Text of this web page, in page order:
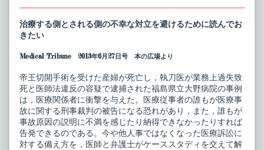
治療する側とされる側の不幸な対立を避けるために読んでお
きたい
Medical Tribune 2013年6月27日号 本の広場より
帝王切開手術を受けた産婦が死亡し，執刀医が業務上過失致
死と医師法違反の容疑で逮捕された福島県立大野病院の事例
は，医療関係者に衝撃を与えた。医療従事者の誰もが医療事
故に関する刑事裁判の被告になる恐れがあり，また，誰もが
事故原因の説明に不満を感じたり納得できなかったりすれば
告発できるのである。今や他人事ではなくなった医療訴訟に
対する備え方を，医師と弁護士がケーススタディを交えて解